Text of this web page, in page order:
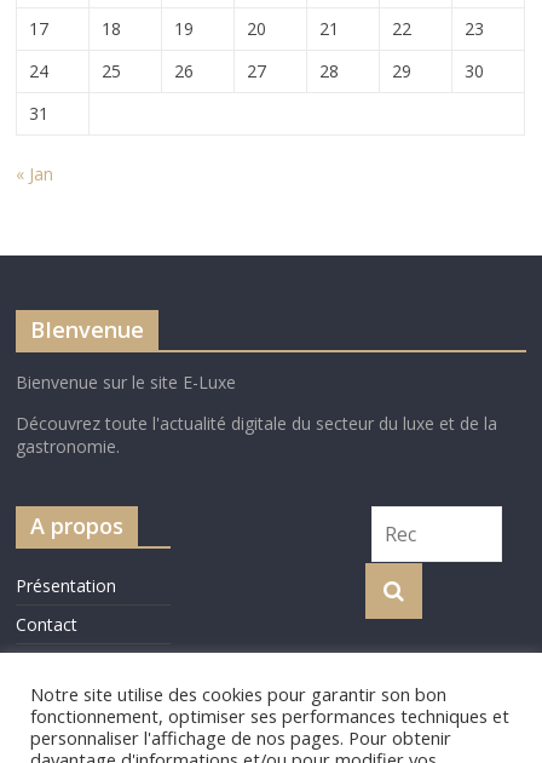
17
18 19 20 21 22
23
24
25 26 27 28 29
30
31
« Jan
BIenvenue
Bienvenue sur le site E-Luxe
Découvrez toute l'actualité digitale du secteur du luxe et de la
gastronomie.
A propos
Présentation
Contact
Notre site utilise des cookies pour garantir son bon
fonctionnement, optimiser ses performances techniques et
personnaliser l'affichage de nos pages. Pour obtenir